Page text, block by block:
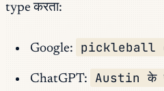
type करता:
Google: pickleball
ChatGPT:
Austin के